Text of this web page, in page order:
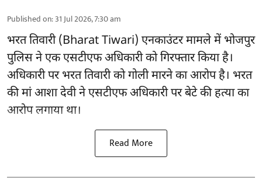
Published on:31 Jul 2026, 7:30 am
भरत तिवारी (Bharat Tiwari) एनकाउंटर मामले में भोजपुर
पुलिस ने एक एसटीएफ अधिकारी को गिरफ्तार किया है।
अधिकारी पर भरत तिवारी को गोली मारने का आरोप है। भरत
की मां आशा देवी ने एसटीएफ अधिकारी पर बेटे की हत्या का
आरोप लगाया था।
Read More